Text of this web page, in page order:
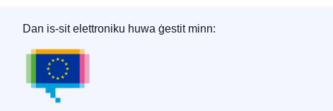
L-Uffiċċju tal-Pubblikazzjonijiet tal-Unjoni Ewropea
Dan is-sit elettroniku huwa ġestit minn: